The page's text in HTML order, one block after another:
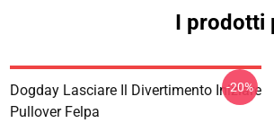
I prodotti
Dogday Lasciare Il Divertimento Iniziare
Pullover Felpa
-20%